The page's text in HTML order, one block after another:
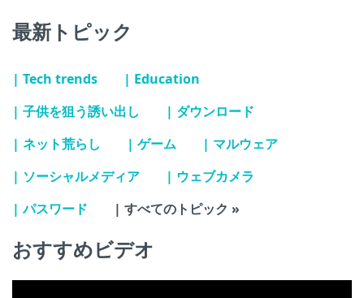
最新トピック
| Tech trends
| Education
| 子供を狙う誘い出し
| ダウンロード
| ネット荒らし
| ゲーム
| マルウェア
| ソーシャルメディア
| ウェブカメラ
| パスワード
| すべてのトピック »
おすすめビデオ